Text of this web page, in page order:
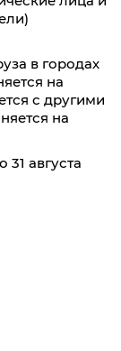
в городах
на
с другими
на
августа